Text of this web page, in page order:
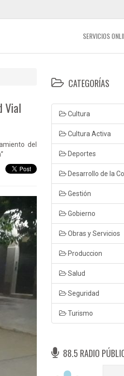
SERVICIOS
Vial
del
CATEGORÍAS
Cultura
Cultura Activa
Deportes
Desarrollo de la
Gestión
Gobierno
Obras y Servicios
Produccion
Salud
Seguridad
Turismo
88.5 RADIO